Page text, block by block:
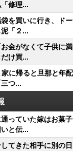
修理...
を買いに行き、ド
「２...
金がなくて子供に
け買...
に帰ると旦那と年
つ...
っていた嫁はお菓
と伝...
てきた相手に別の